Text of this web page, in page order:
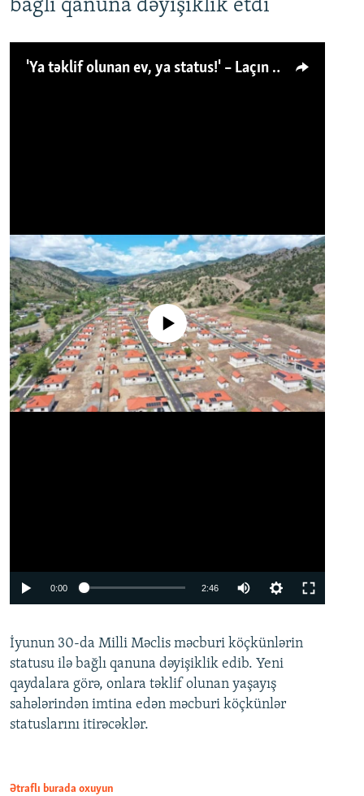
bağlı qanuna dəyişiklik etdi
'Ya təklif olunan ev, ya status!' – Laçın köçkünü: 'Laçından başqa heç hara!'
No media source currently available
0:00 2:46
360p
480p
720p
İyunun 30-da Milli Məclis məcburi köçkünlərin
statusu ilə bağlı qanuna dəyişiklik edib. Yeni
qaydalara görə, onlara təklif olunan yaşayış
sahələrindən imtina edən məcburi köçkünlər
statuslarını itirəcəklər.
Ətraflı burada oxuyun